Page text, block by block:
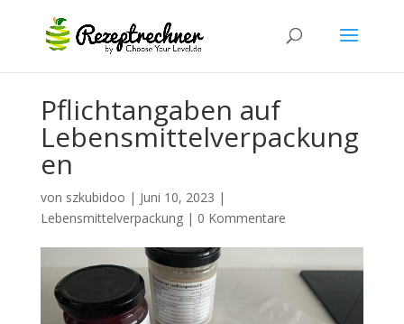
Pflichtangaben auf
Lebensmittelverpackung
en
von szkubidoo | Juni 10, 2023 |
Lebensmittelverpackung| 0 Kommentare